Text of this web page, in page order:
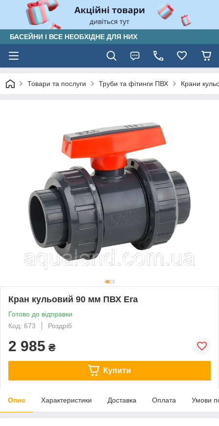
БАСЕЙНИ І ВСЕ НЕОБХІДНЕ ДЛЯ НИХ
Товари та послуги Труби та фітинги ПВХ Крани
Кран кульовий 90 мм ПВХ Era
Готово до відправки
Код: 673
Роздріб
2 985 ₴
Купити
Опис Характеристики Доставка Оплата Умови